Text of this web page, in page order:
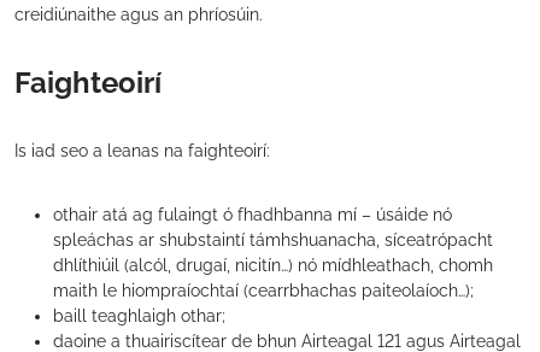
creidiúnaithe agus an phríosúin.
Faighteoirí
Is iad seo a leanas na faighteoirí:
othair atá ag fulaingt ó fhadhbanna mí – úsáide nó
spleáchas ar shubstaintí támhshuanacha, síceatrópacht
dhlíthiúil (alcól, drugaí, nicitín…) nó mídhleathach, chomh
maith le hiompraíochtaí (cearrbhachas paiteolaíoch…);
baill teaghlaigh othar;
daoine a thuairiscítear de bhun Airteagal 121 agus Airteagal